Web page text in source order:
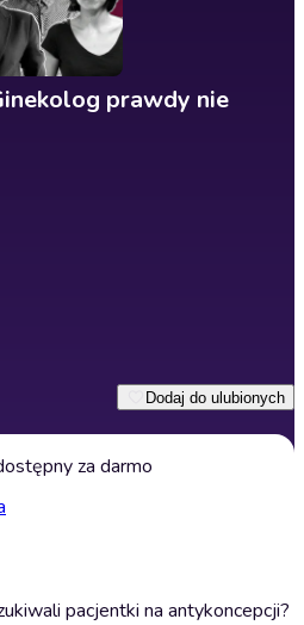
prawdy nie
Dodaj do ulubionych
za darmo
pacjentki na antykoncepcji?